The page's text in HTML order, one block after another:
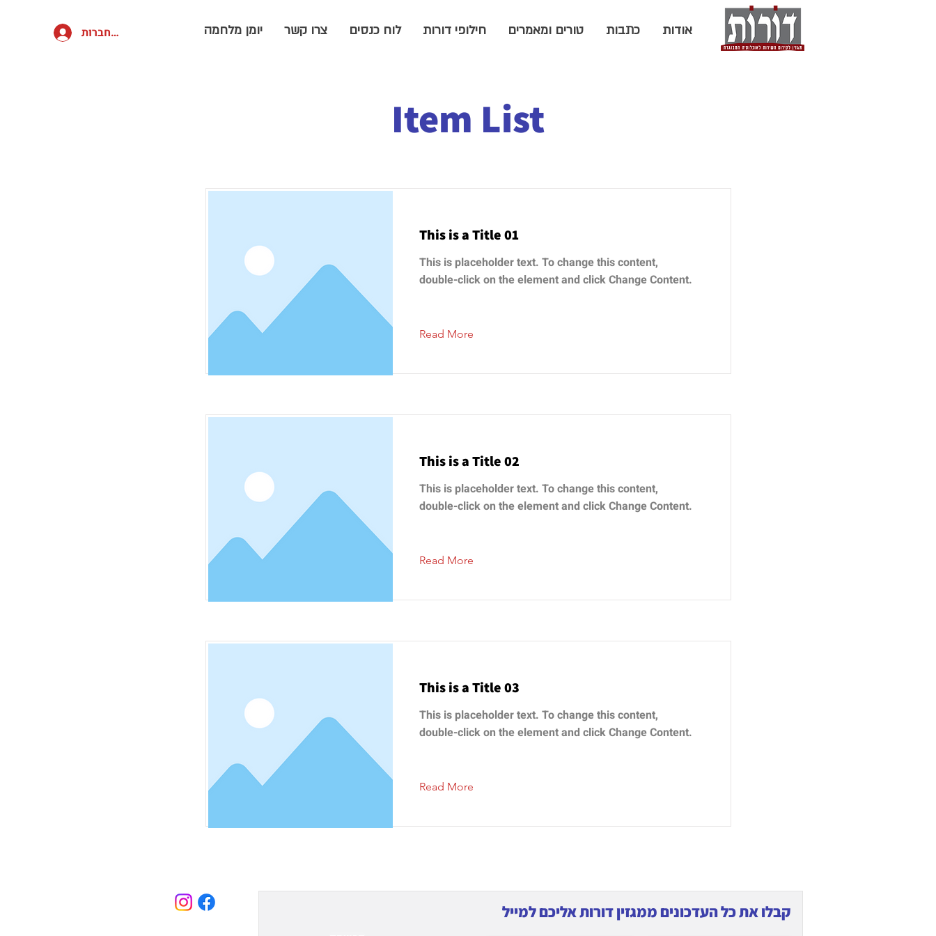
להתחברות אודות כתבות טורים ומאמרים חילופי דורות לוח כנסים צרו קשר יומן מלחמה
Item List
This is a Title 01
This is placeholder text. To change this content,
double-click on the element and click Change Content.
Read More
This is a Title 02
This is placeholder text. To change this content,
double-click on the element and click Change Content.
Read More
This is a Title 03
This is placeholder text. To change this content,
double-click on the element and click Change Content.
Read More
קבלו את כל העדכונים ממגזין דורות אליכם למייל